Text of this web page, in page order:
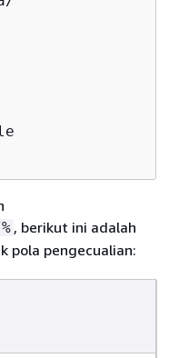
, berikut ini adalah
pola pengecualian: